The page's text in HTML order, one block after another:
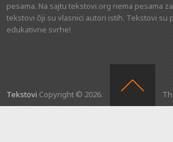
pesama. Na sajtu tekstovi.org nema pesama
tekstovi čiji su vlasnici autori istih. Tekstovi su
edukativne svrhe!
Tekstovi Copyright © 2026.